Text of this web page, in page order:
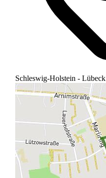
Schleswig-Holstein - Lübeck